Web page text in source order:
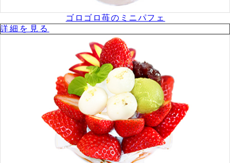
ゴロゴロ苺のミニパフェ
詳細を⾒る